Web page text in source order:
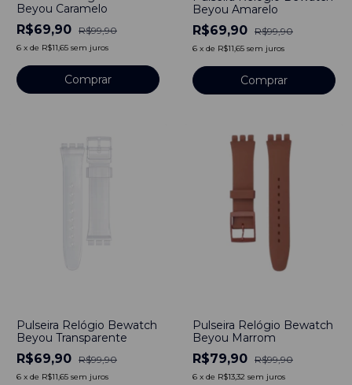
Beyou Caramelo
R$69,90 R$99,90
6 x de R$11,65 sem juros
Comprar
Beyou Amarelo
R$69,90 R$99,90
6 x de R$11,65 sem juros
Comprar
Pulseira Relógio Bewatch
Beyou Transparente
R$69,90 R$99,90
6 x de R$11,65 sem juros
Pulseira Relógio Bewatch
Beyou Marrom
R$79,90 R$99,90
6 x de R$13,32 sem juros